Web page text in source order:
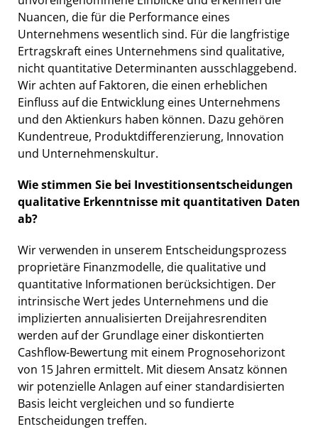
Nuancen, die für die Performance eines
Unternehmens wesentlich sind. Für die langfristige
Ertragskraft eines Unternehmens sind qualitative,
nicht quantitative Determinanten ausschlaggebend.
Wir achten auf Faktoren, die einen erheblichen
Einfluss auf die Entwicklung eines Unternehmens
und den Aktienkurs haben können. Dazu gehören
Kundentreue, Produktdifferenzierung, Innovation
und Unternehmenskultur.
Wie stimmen Sie bei Investitionsentscheidungen
qualitative Erkenntnisse mit quantitativen Daten
ab?
Wir verwenden in unserem Entscheidungsprozess
proprietäre Finanzmodelle, die qualitative und
quantitative Informationen berücksichtigen. Der
intrinsische Wert jedes Unternehmens und die
implizierten annualisierten Dreijahresrenditen
werden auf der Grundlage einer diskontierten
Cashflow-Bewertung mit einem Prognosehorizont
von 15 Jahren ermittelt. Mit diesem Ansatz können
wir potenzielle Anlagen auf einer standardisierten
Basis leicht vergleichen und so fundierte
Entscheidungen treffen.